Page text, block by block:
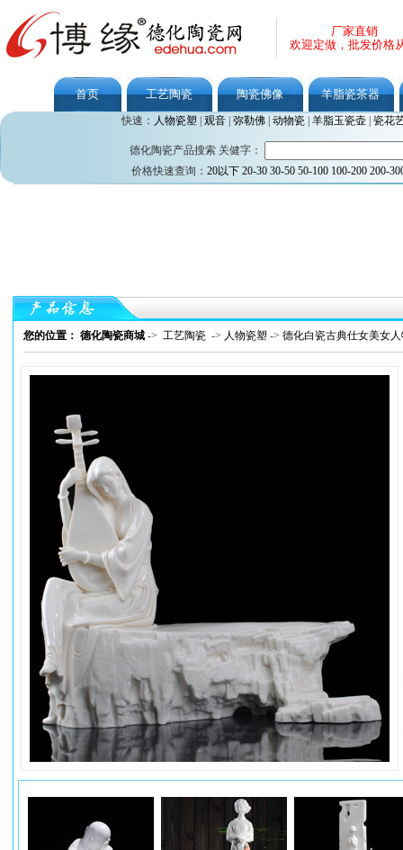
厂家直销
欢迎定做，批发价格
首页 工艺陶瓷 陶瓷佛像 羊脂瓷茶器
快速： 人物瓷塑 观音| 弥勒佛| 动物瓷| 羊脂玉瓷壶| 瓷花
德化陶瓷产品搜索 关健字：
价格快速查询： 20以下 20-30 30-50 50-100 100-200 200-
您的位置： 德化陶瓷商城 -> 工艺陶瓷 -> 人物瓷塑 -> 德化白瓷古典仕女美女